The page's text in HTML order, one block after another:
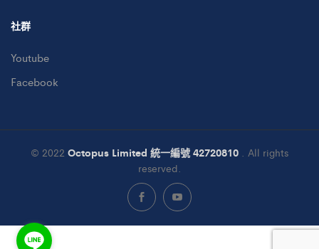
社群
Youtube
Facebook
© 2022 Octopus Limited 統一編號 42720810 . All rights
reserved.